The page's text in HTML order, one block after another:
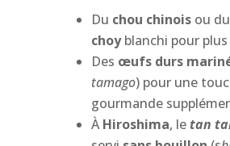
Du chou chinoisou du
choyblanchi pour
Des œufs durs
tamago) pour une
gourmande
ÀHiroshima, letan